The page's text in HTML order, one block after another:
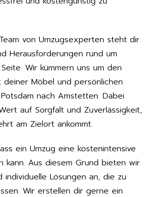
von Umzugsexperten steht dir
Herausforderungen rund um
Wir kümmern uns um den
deiner Möbel und persönlichen
nach Amstetten. Dabei
auf Sorgfalt und Zuverlässigkeit,
am Zielort ankommt.
ein Umzug eine kostenintensive
kann. Aus diesem Grund bieten wir
individuelle Lösungen an, die zu
Wir erstellen dir gerne ein